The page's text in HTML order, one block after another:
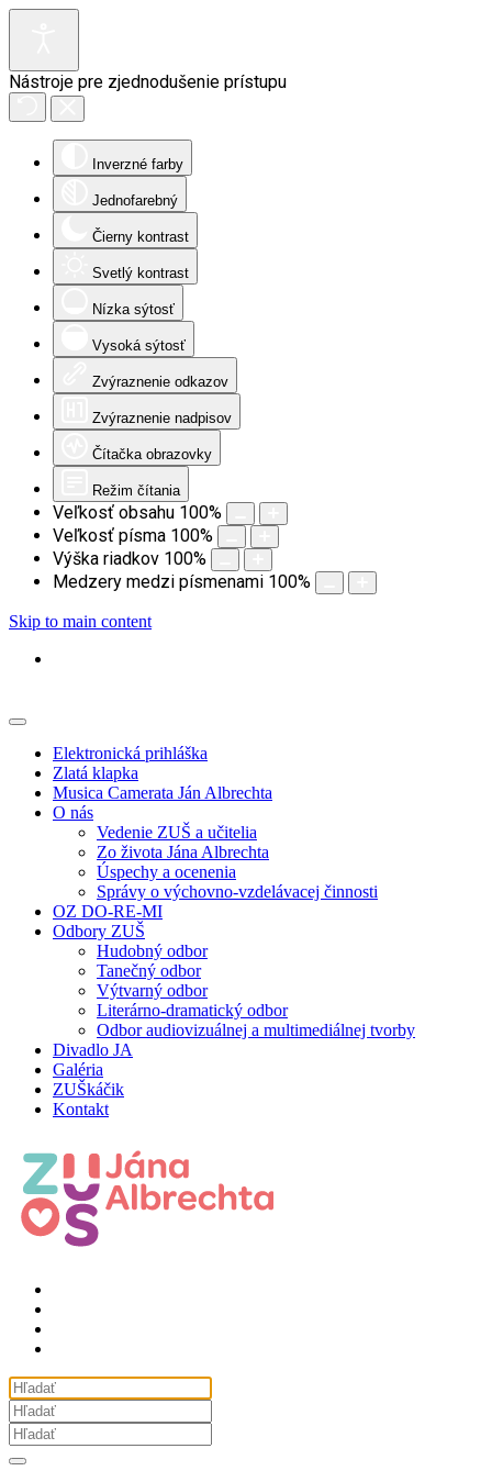
Nástroje pre zjednodušenie prístupu
Inverzné farby
Jednofarebný
Čierny kontrast
Svetlý kontrast
Nízka sýtosť
Vysoká sýtosť
Zvýraznenie odkazov
Zvýraznenie nadpisov
Čítačka obrazovky
Režim čítania
Veľkosť obsahu 100%
Veľkosť písma 100%
Výška riadkov 100%
Medzery medzi písmenami 100%
Skip to main content
Elektronická prihláška
Zlatá klapka
Musica Camerata Ján Albrechta
O nás
Vedenie ZUŠ a učitelia
Zo života Jána Albrechta
Úspechy a ocenenia
Správy o výchovno-vzdelávacej činnosti
OZ DO-RE-MI
Odbory ZUŠ
Hudobný odbor
Tanečný odbor
Výtvarný odbor
Literárno-dramatický odbor
Odbor audiovizuálnej a multimediálnej tvorby
Divadlo JA
Galéria
ZUŠkáčik
Kontakt